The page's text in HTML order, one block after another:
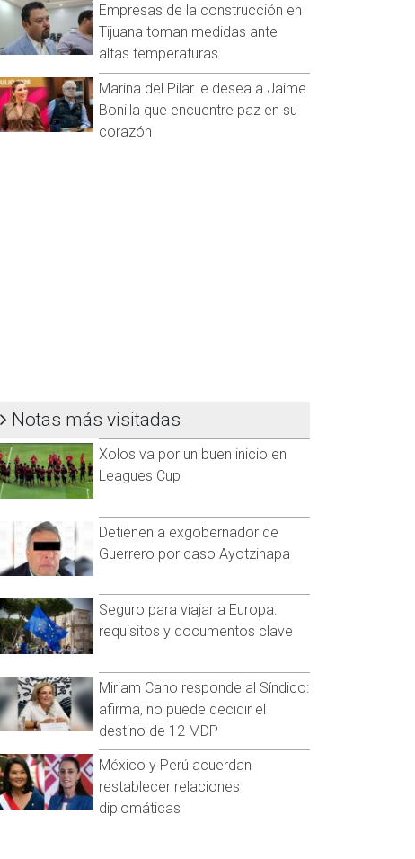
Empresas de la construcción en
Tijuana toman medidas ante
altas temperaturas
Marina del Pilar le desea a Jaime
Bonilla que encuentre paz en su
corazón
Notas más visitadas
Xolos va por un buen inicio en
Leagues Cup
Detienen a exgobernador de
Guerrero por caso Ayotzinapa
Seguro para viajar a Europa:
requisitos y documentos clave
Miriam Cano responde al Síndico:
afirma, no puede decidir el
destino de 12 MDP
México y Perú acuerdan
restablecer relaciones
diplomáticas